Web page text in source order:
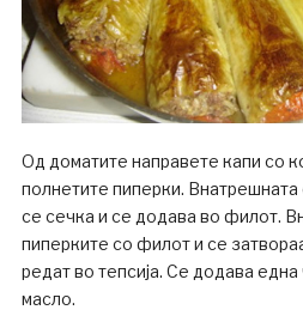
Од доматите направете капи со
полнетите пиперки.
се сечка и се додава во филот.
пиперките со филот и се
редат во тепсија. Се додава
масло.